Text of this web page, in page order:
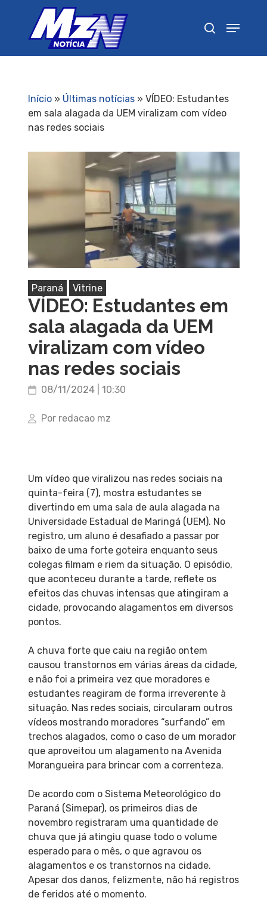
Início» Últimas notícias» VÍDEO: Estudantes
em sala alagada da UEM viralizam com vídeo
nas redes sociais
Paraná Vitrine
VÍDEO: Estudantes em
sala alagada da UEM
viralizam com vídeo
nas redes sociais
08/11/2024 | 10:30
Por redacao mz
Um vídeo que viralizou nas redes sociais na
quinta-feira (7), mostra estudantes se
divertindo em uma sala de aula alagada na
Universidade Estadual de Maringá (UEM). No
registro, um aluno é desafiado a passar por
baixo de uma forte goteira enquanto seus
colegas filmam e riem da situação. O episódio,
que aconteceu durante a tarde, reflete os
efeitos das chuvas intensas que atingiram a
cidade, provocando alagamentos em diversos
pontos.
A chuva forte que caiu na região ontem
causou transtornos em várias áreas da cidade,
e não foi a primeira vez que moradores e
estudantes reagiram de forma irreverente à
situação. Nas redes sociais, circularam outros
vídeos mostrando moradores “surfando” em
trechos alagados, como o caso de um morador
que aproveitou um alagamento na Avenida
Morangueira para brincar com a correnteza.
De acordo com o Sistema Meteorológico do
Paraná (Simepar), os primeiros dias de
novembro registraram uma quantidade de
chuva que já atingiu quase todo o volume
esperado para o mês, o que agravou os
alagamentos e os transtornos na cidade.
Apesar dos danos, felizmente, não há registros
de feridos até o momento.